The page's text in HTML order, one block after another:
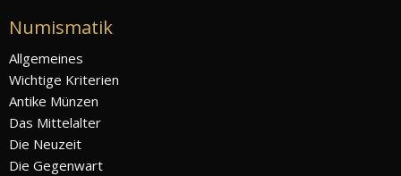
Numismatik
Allgemeines
Wichtige Kriterien
Antike Münzen
Das Mittelalter
Die Neuzeit
Die Gegenwart